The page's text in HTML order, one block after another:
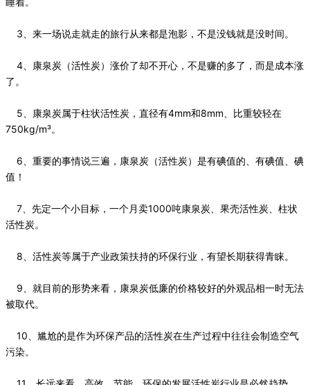
3、来一场说走就走的旅行从来都是泡影，不是没钱就是没时间。
4、康泉炭（活性炭）涨价了却不开心，不是赚的多了，而是成本涨
了。
5、康泉炭属于柱状活性炭，直径有4mm和8mm、比重较轻在
750kg/m³。
6、重要的事情说三遍，康泉炭（活性炭）是有碘值的、有碘值、碘
值！
7、先定一个小目标，一个月卖1000吨康泉炭、果壳活性炭、柱状
活性炭。
8、活性炭等属于产业政策扶持的环保行业，有望长期获得青睐。
9、就目前的形势来看，康泉炭低廉的价格较好的外观品相一时无法
被取代。
10、尴尬的是作为环保产品的活性炭在生产过程中往往会制造空气
污染。